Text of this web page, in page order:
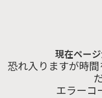
現在ペー
恐れ入りますが時
エラーコ